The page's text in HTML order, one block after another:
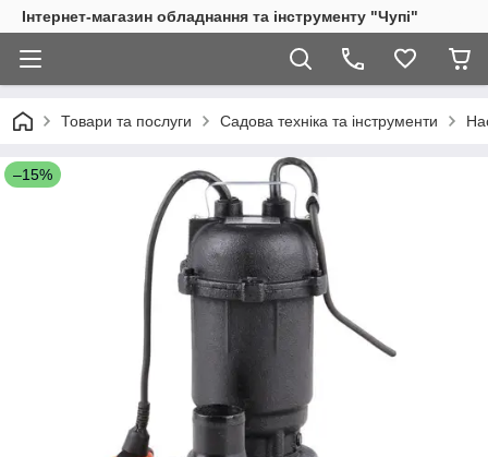
Інтернет-магазин обладнання та інструменту "Чупі"
Товари та послуги Садова техніка та інструменти
–15%